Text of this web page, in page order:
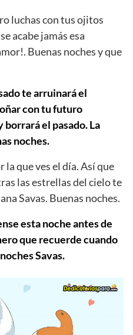
luchas con tus ojitos
acabe jamás esa
Buenas noches y que
te arruinará el
con tu futuro
el pasado. La
noches.
la que ves el día. Así que
las estrellas del cielo te
Savas. Buenas noches.
esta noche antes de
que recuerde cuando
Savas.